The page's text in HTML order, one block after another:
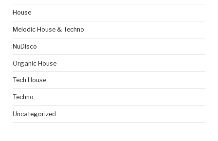
House
Melodic House & Techno
NuDisco
Organic House
Tech House
Techno
Uncategorized